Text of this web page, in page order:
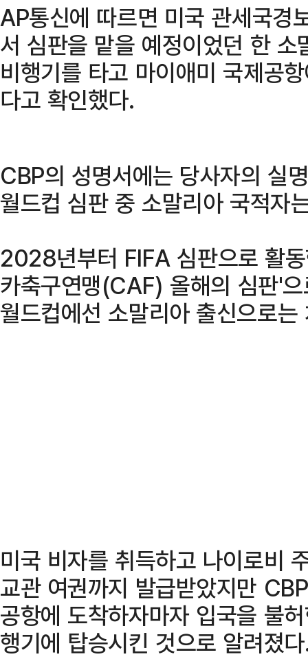
AP통신에 따르면 미국 관세국경
서 심판을 맡을 예정이었던 한
비행기를 타고 마이애미 국제공
다고 확인했다.
CBP의 성명서에는 당사자의 실
월드컵 심판 중 소말리아 국적자
2028년부터 FIFA 심판으로 활
카축구연맹(CAF) 올해의 심판'
월드컵에선 소말리아 출신으로
미국 비자를 취득하고 나이로비
교관 여권까지 발급받았지만
공항에 도착하자마자 입국을 불
행기에 탑승시킨 것으로 알려졌